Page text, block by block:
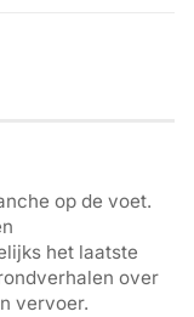
op de voet.
het laatste
over
vervoer.